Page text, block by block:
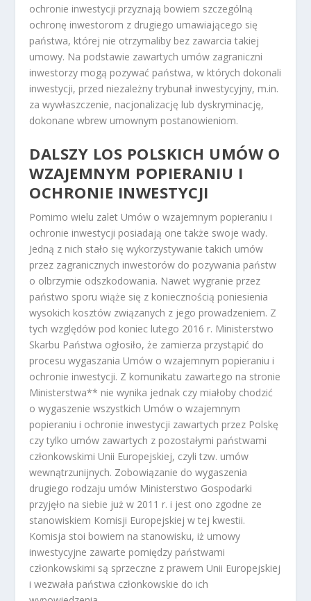
ochronie inwestycji przyznają bowiem szczególną
ochronę inwestorom z drugiego umawiającego się
państwa, której nie otrzymaliby bez zawarcia takiej
umowy. Na podstawie zawartych umów zagraniczni
inwestorzy mogą pozywać państwa, w których dokonali
inwestycji, przed niezależny trybunał inwestycyjny, m.in.
za wywłaszczenie, nacjonalizację lub dyskryminację,
dokonane wbrew umownym postanowieniom.
DALSZY LOS POLSKICH UMÓW O
WZAJEMNYM POPIERANIU I
OCHRONIE INWESTYCJI
Pomimo wielu zalet Umów o wzajemnym popieraniu i
ochronie inwestycji posiadają one także swoje wady.
Jedną z nich stało się wykorzystywanie takich umów
przez zagranicznych inwestorów do pozywania państw
o olbrzymie odszkodowania. Nawet wygranie przez
państwo sporu wiąże się z koniecznością poniesienia
wysokich kosztów związanych z jego prowadzeniem. Z
tych względów pod koniec lutego 2016 r. Ministerstwo
Skarbu Państwa ogłosiło, że zamierza przystąpić do
procesu wygaszania Umów o wzajemnym popieraniu i
ochronie inwestycji. Z komunikatu zawartego na stronie
Ministerstwa** nie wynika jednak czy miałoby chodzić
o wygaszenie wszystkich Umów o wzajemnym
popieraniu i ochronie inwestycji zawartych przez Polskę
czy tylko umów zawartych z pozostałymi państwami
członkowskimi Unii Europejskiej, czyli tzw. umów
wewnątrzunijnych. Zobowiązanie do wygaszenia
drugiego rodzaju umów Ministerstwo Gospodarki
przyjęło na siebie już w 2011 r. i jest ono zgodne ze
stanowiskiem Komisji Europejskiej w tej kwestii.
Komisja stoi bowiem na stanowisku, iż umowy
inwestycyjne zawarte pomiędzy państwami
członkowskimi są sprzeczne z prawem Unii Europejskiej
i wezwała państwa członkowskie do ich